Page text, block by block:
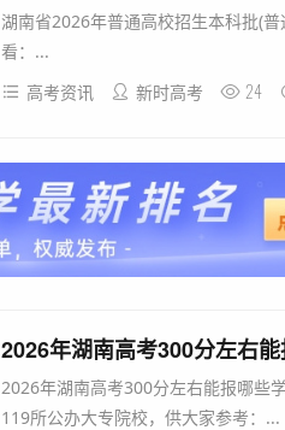
湖南省2026年普通高校招生本科批(
看：...
高考资讯
新时高考 24
2026年湖南高考300分左右
2026年湖南高考300分左右能报哪些
119所公办大专院校，供大家参考：...